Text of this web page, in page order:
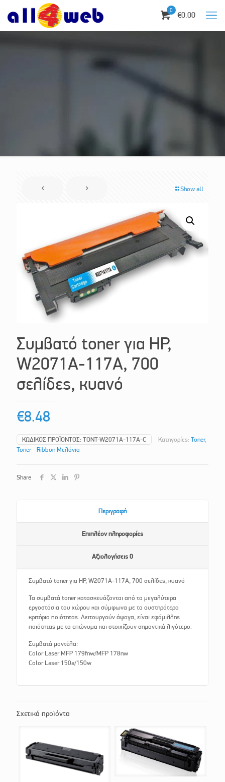
0 €0.00
Show all
Συμβατό toner για HP,
W2071A-117A, 700
σελίδες, κυανό
€8.48
ΚΩΔΙΚΌΣ ΠΡΟΪΌΝΤΟΣ: TONT-W2071A-117A-C Κατηγορίες: Toner,
Toner - Ribbon Μελάνια
Share
Περιγραφή
Επιπλέον πληροφορίες
Αξιολογήσεις 0
Συμβατό toner για HP, W2071A-117A, 700 σελίδες, κυανό
Τα συμβατά toner κατασκευάζονται από τα μεγαλύτερα
εργοστάσια του χώρου και σύμφωνα με τα αυστηρότερα
κριτήρια ποιότητας. Λειτουργούν άψογα, είναι εφάμιλλης
ποιότητας με τα επώνυμα και στοιχίζουν σημαντικά λιγότερο.
Συμβατά μοντέλα:
Color Laser MFP 179fnw/MFP 178nw
Color Laser 150a/150w
Σχετικά προϊόντα